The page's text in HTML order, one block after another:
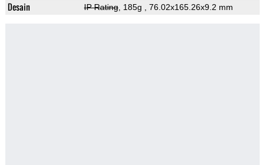
Desain IP Rating, 185g , 76.02x165.26x9.2 mm